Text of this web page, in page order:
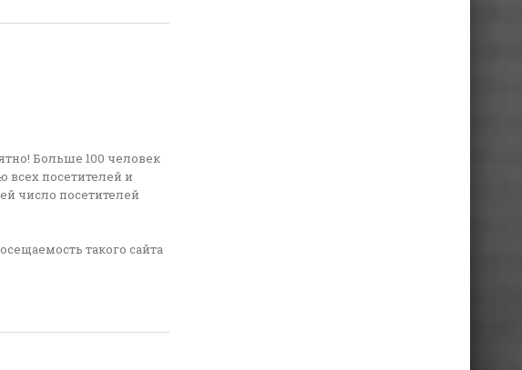
Больше 100 человек
всех посетителей и
число посетителей
такого сайта